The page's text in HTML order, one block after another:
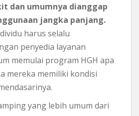
dan umumnya dianggap
jangka panjang.
harus selalu
penyedia layanan
memulai program HGH apa
mereka memiliki kondisi
yang lebih umum dari